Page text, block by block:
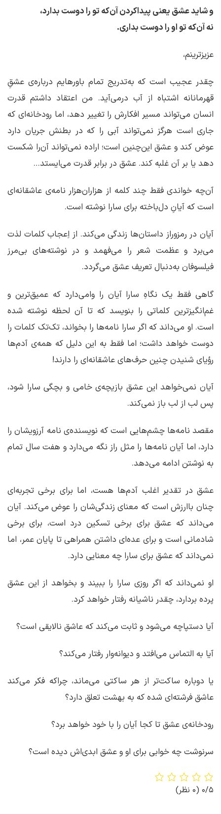
و شاید عشق یعنی پیدا‌کردن آن‌که تو را دوست بدارد،
نه آن‌که تو او را دوست بداری.
عزیزترینم،
چقدر عجیب است که به‌تدریج تمام باورهایم درباره‌ی عشقِ
قهرمانانه‌ اشتباه از آب درمی‌آید. من اعتقاد داشتم قدرت
انسان می‌تواند مسیر افکارش را تغییر دهد، اما رودخانه‌ای که
جاری است هرگز نمی‌تواند آبی را که در بطنش جریان دارد
عوض کند و عشق این‌چنین است؛ اراده‌ نمی‌تواند آن‌را شکست
دهد یا بر آن غلبه کند. عشق در برابر قدرت می‌ایستد…
آن‌چه خواندی فقط چند کلمه از هزاران‌هزار نامه‌ی عاشقانه‌ای
است که آیانِ دل‌باخته برای سارا نوشته است.
آیان در رمزوراز داستان‌ها زندگی می‌کند. از اِعجاب کلمات لذت
می‌برد و عظمت شعر را می‌فهمد و در نوشته‌های بی‌مرز
فیلسوفان به‌دنبال تعریف عشق می‌گردد.
گاهی فقط یک نگاهِ سارا آیان را وامی‌دارد که عمیق‌ترین و
غم‌انگیزترین کلماتی را بنویسد که تا آن لحظه نوشته شده
است. او می‌داند که اگر سارا نامه‌ها را بخواند، تک‌تک کلمات را
دوست خواهد داشت؛ اما فقط به این دلیل که همه‌ی آدم‌ها
رؤیای شنیدن چنین حرف‌های عاشقانه‌ای را دارند!
آیان نمی‌خواهد این عشق بازیچه‌ی خامی و بچگی سارا شود،
پس لب از لب باز نمی‌کند.
مقصد نامه‌ها چشم‌هایی است که نویسنده‌ی نامه آرزویشان را
دارد، اما آیان نامه‌ها را مثل راز نگه ‌می‌دارد و هفت سال تمام
به ‌نوشتن ادامه می‌دهد.
عشق در تقدیر اغلب آدم‌ها هست، اما برای برخی تجربه‌ای
چنان باارزش است که معنای زندگی‌شان را عوض می‌کند. آیان
می‌داند که عشق برای برخی تسکین درد است، برای برخی
شادمانی است و برای عده‌ای داشتن همراهی تا پایان عمر، اما
نمی‌داند که عشق برای سارا چه معنایی دارد.
او نمی‌داند که اگر روزی سارا را ببیند و بخواهد از این عشق
پرده بردارد، چقدر ناشیانه رفتار خواهد کرد.
آیا دستپاچه می‌شود و ثابت می‌کند که عاشق نالایقی است؟
آیا به التماس می‌افتد و دیوانه‌وار رفتار می‌کند؟
یا دوباره ساکت‌تر از هر ساکتی می‌ماند، چراکه فکر می‌کند
عاشق فرشته‌ای شده که به بهشت تعلق دارد؟
رودخانه‌ی عشق تا کجا آیان را با خود خواهد برد؟
سرنوشت چه خوابی برای او و عشق ابدی‌اش دیده است؟
0/5 (0 نظر)